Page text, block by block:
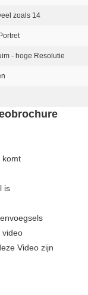
zoals 14
- hoge Resolutie
komt
is
video
Video zijn